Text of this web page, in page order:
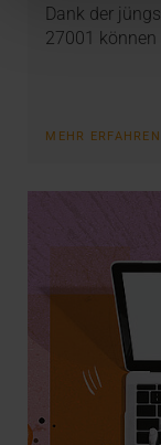
Dank der
27001 können
MEHR ERFAHREN